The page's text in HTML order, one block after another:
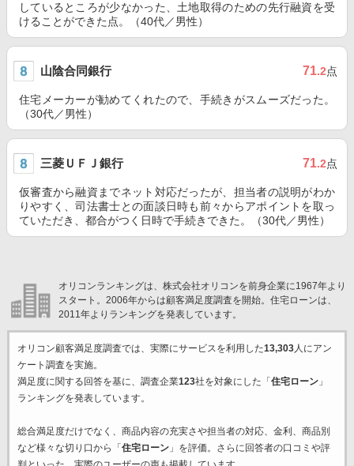
しているところが少なかった、土地取得のための先行融資を受
けることができた点。（40代／男性）
山陰合同銀行 71.2点
住宅メーカーが勧めてくれたので、手続きがスムーズだった。
（30代／男性）
三菱ＵＦＪ銀行 71.2点
仮審査から融資までネット対応だったが、担当者の説明がわか
りやすく、司法書士との面談日時も前々からアポイントを取っ
ていただき、都合がつく日時で手続きできた。（30代／男性）
オリコンランキングは、株式会社オリコンを前身企業に1967年より
スタート。2006年からは顧客満足度調査を開始。住宅ローンは、
2011年よりランキングを発表しています。
オリコン顧客満足度調査では、実際にサービスを利用した13,303人にアン
ケート調査を実施。
満足度に関する回答を基に、調査企業123社を対象にした「 住宅ローン」
ランキングを発表しています。
総合満足度だけでなく、商品内容の充実さや担当者の対応、金利、商品別
など様々な切り口から「 住宅ローン」を評価。さらに回答者の口コミや評